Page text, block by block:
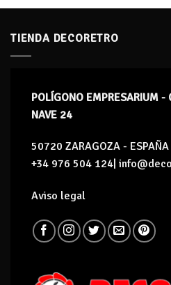
TIENDA DECORETRO
POLÍGONO EMPRESARIUM -
NAVE 24
50720 ZARAGOZA - ESPAÑA
+34 976 504 124|
Aviso legal